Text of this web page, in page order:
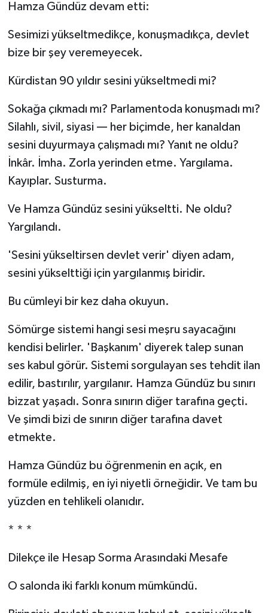
Hamza Gündüz devam etti:
Sesimizi yükseltmedikçe, konuşmadıkça, devlet
bize bir şey veremeyecek.
Kürdistan 90 yıldır sesini yükseltmedi mi?
Sokağa çıkmadı mı? Parlamentoda konuşmadı mı?
Silahlı, sivil, siyasi — her biçimde, her kanaldan
sesini duyurmaya çalışmadı mı? Yanıt ne oldu?
İnkâr. İmha. Zorla yerinden etme. Yargılama.
Kayıplar. Susturma.
Ve Hamza Gündüz sesini yükseltti. Ne oldu?
Yargılandı.
'Sesini yükseltirsen devlet verir' diyen adam,
sesini yükselttiği için yargılanmış biridir.
Bu cümleyi bir kez daha okuyun.
Sömürge sistemi hangi sesi meşru sayacağını
kendisi belirler. 'Başkanım' diyerek talep sunan
ses kabul görür. Sistemi sorgulayan ses tehdit ilan
edilir, bastırılır, yargılanır. Hamza Gündüz bu sınırı
bizzat yaşadı. Sonra sınırın diğer tarafına geçti.
Ve şimdi bizi de sınırın diğer tarafına davet
etmekte.
Hamza Gündüz bu öğrenmenin en açık, en
formüle edilmiş, en iyi niyetli örneğidir. Ve tam bu
yüzden en tehlikeli olanıdır.
* * *
Dilekçe ile Hesap Sorma Arasındaki Mesafe
O salonda iki farklı konum mümkündü.